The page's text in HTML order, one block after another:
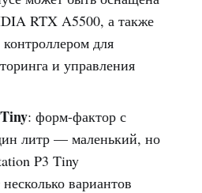
RTX A5500, а также
для
и управления
: форм-фактор с
литр — маленький, но
P3 Tiny
вариантов